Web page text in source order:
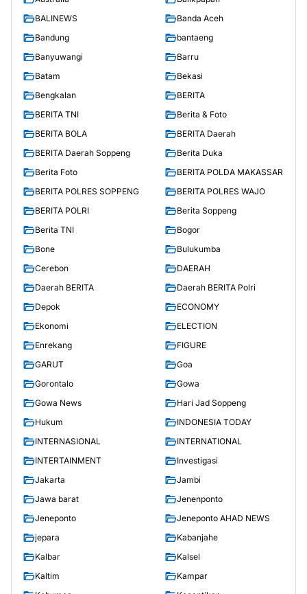
BALINEWS
Banda Aceh
Bandung
bantaeng
Banyuwangi
Barru
Batam
Bekasi
Bengkalan
BERITA
BERITA TNI
Berita & Foto
BERITA BOLA
BERITA Daerah
BERITA Daerah Soppeng
Berita Duka
Berita Foto
BERITA POLDA MAKASSAR
BERITA POLRES SOPPENG
BERITA POLRES WAJO
BERITA POLRI
Berita Soppeng
Berita TNI
Bogor
Bone
Bulukumba
Cerebon
DAERAH
Daerah BERITA
Daerah BERITA Polri
Depok
ECONOMY
Ekonomi
ELECTION
Enrekang
FIGURE
GARUT
Goa
Gorontalo
Gowa
Gowa News
Hari Jad Soppeng
Hukum
INDONESIA TODAY
INTERNASIONAL
INTERNATIONAL
INTERTAINMENT
Investigasi
Jakarta
Jambi
Jawa barat
Jenenponto
Jeneponto
Jeneponto AHAD NEWS
jepara
Kabanjahe
Kalbar
Kalsel
Kaltim
Kampar